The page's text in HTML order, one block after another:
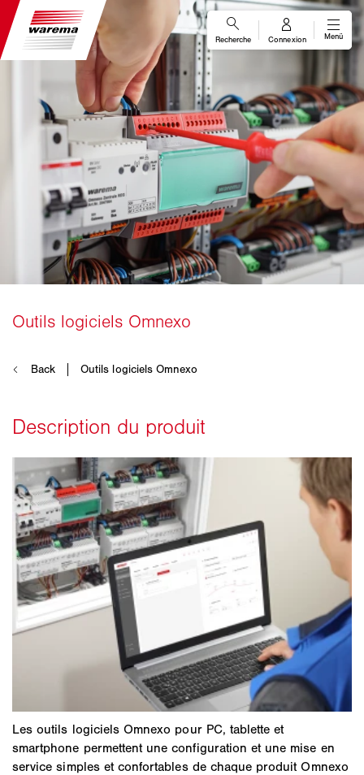
Les outils logiciels Omnexo pour PC, tablette et
smartphone permettent une configuration et une mise en
service simples et confortables de chaque produit Omnexo